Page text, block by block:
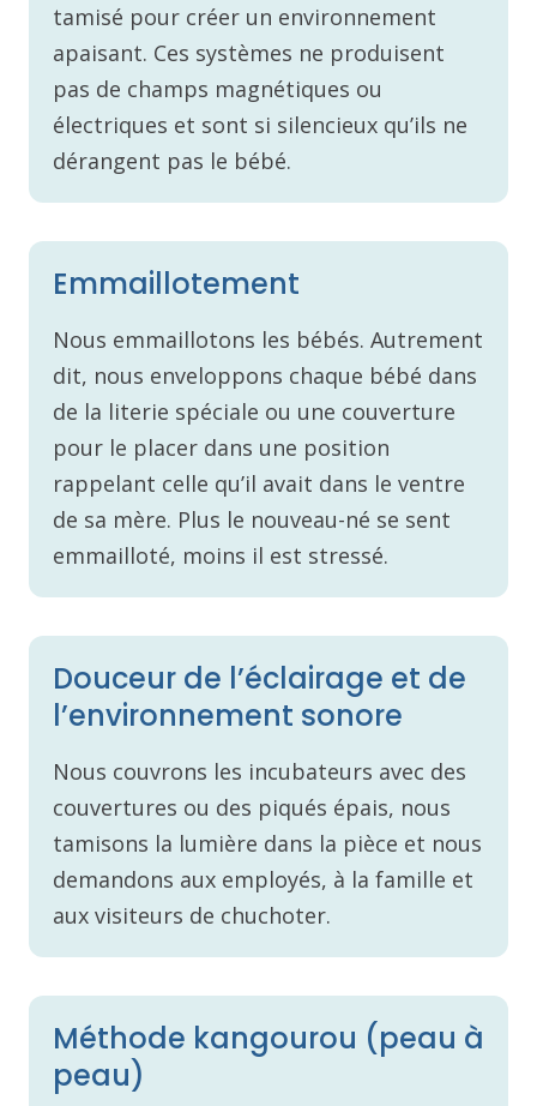
tamisé pour créer un environnement
apaisant. Ces systèmes ne produisent
pas de champs magnétiques ou
électriques et sont si silencieux qu’ils ne
dérangent pas le bébé.
Emmaillotement
Nous emmaillotons les bébés. Autrement
dit, nous enveloppons chaque bébé dans
de la literie spéciale ou une couverture
pour le placer dans une position
rappelant celle qu’il avait dans le ventre
de sa mère. Plus le nouveau-né se sent
emmailloté, moins il est stressé.
Douceur de l’éclairage et de
l’environnement sonore
Nous couvrons les incubateurs avec des
couvertures ou des piqués épais, nous
tamisons la lumière dans la pièce et nous
demandons aux employés, à la famille et
aux visiteurs de chuchoter.
Méthode kangourou (peau à
peau)